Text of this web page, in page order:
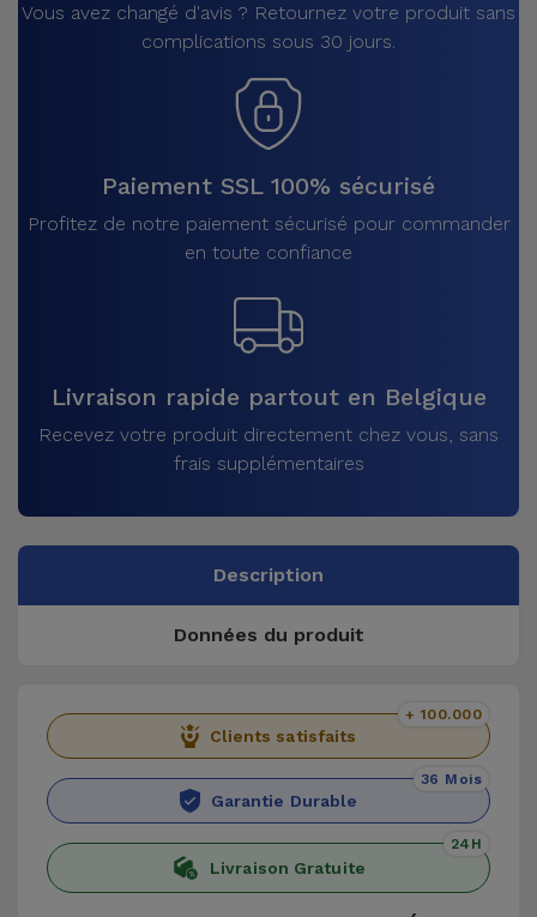
Vous avez changé d'avis ? Retournez votre produit sans
complications sous 30 jours.
Paiement SSL 100% sécurisé
Profitez de notre paiement sécurisé pour commander
en toute confiance
Livraison rapide partout en Belgique
Recevez votre produit directement chez vous, sans
frais supplémentaires
Description
Données du produit
Clients satisfaits
+ 100.000
Garantie Durable
36 Mois
Livraison Gratuite
24H